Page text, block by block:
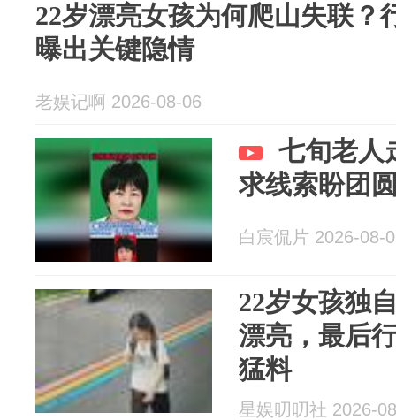
22岁漂亮女孩为何爬山失联？
曝出关键隐情
老娱记啊 2026-08-06
七旬老人
求线索盼团
白宸侃片 2026-08-
22岁女孩独
漂亮，最后
猛料
星娱叨叨社 2026-